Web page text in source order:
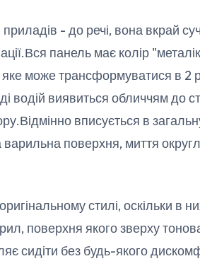
- до речі, вона вкрай
панель має колір
яке може трансформуватися в 2
водій виявиться обличчям до
вписується в
поверхня, миття
стилі, оскільки в
поверхня якого зверху
сидіти без будь-якого